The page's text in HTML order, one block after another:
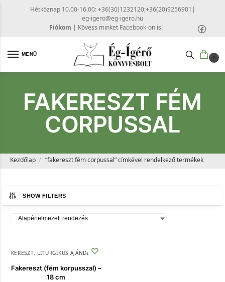
Hétköznap 10.00-16.00: +36(30)1232120;+36(20)9256901 |
eg-igero@eg-igero.hu
Fiókom | Kövess minket Facebook-on is!
MENÜ
0
FAKERESZT FÉM
CORPUSSAL
Kezdőlap / “fakereszt fém corpussal” címkével rendelkező termékek
SHOW FILTERS
KERESZT, LITURGIKUS AJÁNDÉKOK
Fakereszt (fém korpusszal) –
18 cm